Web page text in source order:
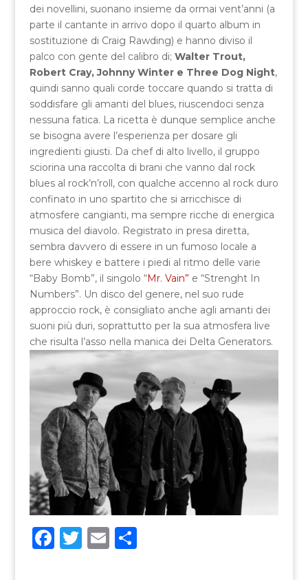
dei novellini, suonano insieme da ormai vent’anni (a
parte il cantante in arrivo dopo il quarto album in
sostituzione di Craig Rawding) e hanno diviso il
palco con gente del calibro di; Walter Trout,
Robert Cray, Johnny Winter e Three Dog Night,
quindi sanno quali corde toccare quando si tratta di
soddisfare gli amanti del blues, riuscendoci senza
nessuna fatica. La ricetta è dunque semplice anche
se bisogna avere l’esperienza per dosare gli
ingredienti giusti. Da chef di alto livello, il gruppo
sciorina una raccolta di brani che vanno dal rock
blues al rock’n’roll, con qualche accenno al rock duro
confinato in uno spartito che si arricchisce di
atmosfere cangianti, ma sempre ricche di energica
musica del diavolo. Registrato in presa diretta,
sembra davvero di essere in un fumoso locale a
bere whiskey e battere i piedi al ritmo delle varie
“Baby Bomb”, il singolo “Mr. Vain” e “Strenght In
Numbers”. Un disco del genere, nel suo rude
approccio rock, è consigliato anche agli amanti dei
suoni più duri, soprattutto per la sua atmosfera live
che risulta l’asso nella manica dei Delta Generators.
F T E C